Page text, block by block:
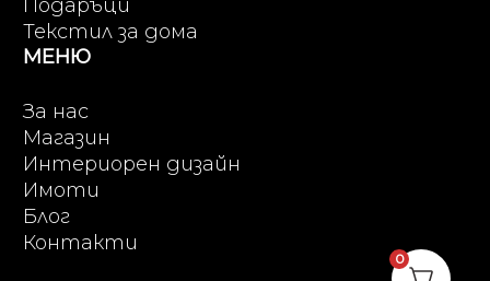
Подаръци
Текстил за дома
МЕНЮ
За нас
Магазин
Интериорен дизайн
Имоти
Блог
Контакти
0